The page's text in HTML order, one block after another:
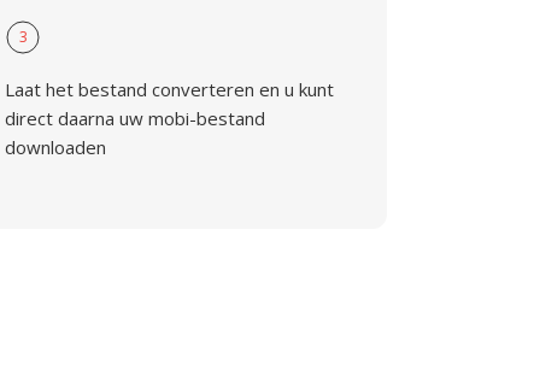
3
Laat het bestand converteren en u kunt
direct daarna uw mobi-bestand
downloaden